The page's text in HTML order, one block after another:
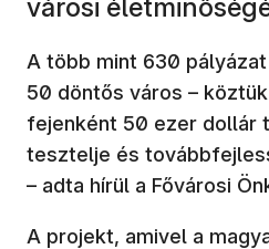
városi
A több mint 630
50 döntős város –
fejenként 50 ezer dollár
tesztelje és
– adta hírül a Fővárosi
A projekt, amivel a